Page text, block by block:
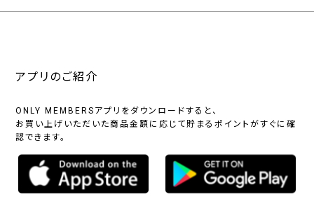
アプリのご紹介
ONLY MEMBERSアプリをダウンロードすると、
お買い上げいただいた商品金額に応じて貯まるポイントがすぐに確
認できます。